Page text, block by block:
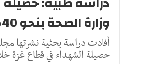
وزارة الصحة بنحو 40%
أفادت دراسة بحثية نشرتها
حصيلة الشهداء في قطاع غزة